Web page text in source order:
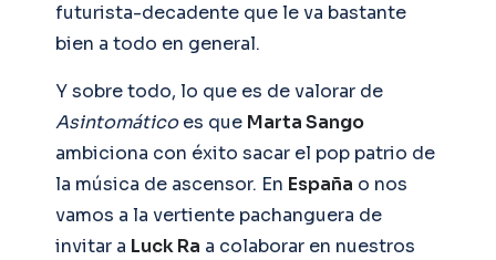
futurista-decadente que le va bastante
bien a todo en general.
Y sobre todo, lo que es de valorar de
Asintomáticoes que Marta Sango
ambiciona con éxito sacar el pop patrio de
la música de ascensor. En España o nos
vamos a la vertiente pachanguera de
invitar a Luck Ra a colaborar en nuestros